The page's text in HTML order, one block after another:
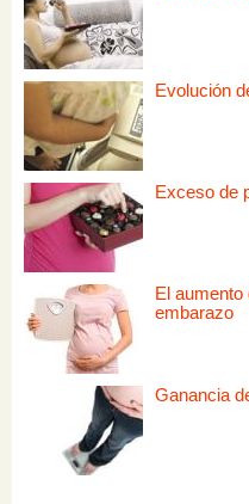
Evolución
Exceso de
El
embarazo
Ganancia